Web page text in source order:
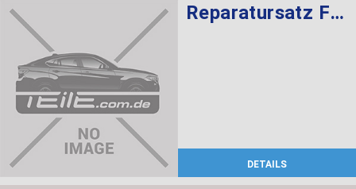
Reparatursatz Faltenbalg
DETAILS